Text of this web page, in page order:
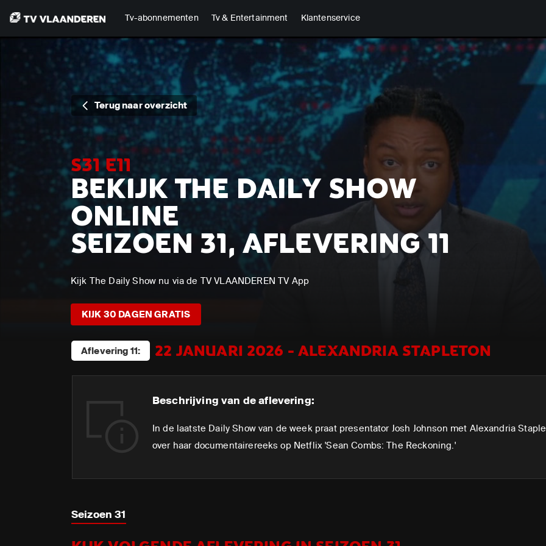
Tv-abonnementen Tv & Entertainment Klantenservice
Terug naar overzicht
S31 E11
BEKIJK THE DAILY SHOW
ONLINE
SEIZOEN 31, AFLEVERING 11
Kijk The Daily Show nu via de TV VLAANDEREN TV App
KIJK 30 DAGEN GRATIS
Aflevering 11: 22 JANUARI 2026 - ALEXANDRIA STAPLETON
Beschrijving van de aflevering:
In de laatste Daily Show van de week praat presentator Josh Johnson met Alexandria
over haar documentairereeks op Netflix 'Sean Combs: The Reckoning.'
Seizoen 31